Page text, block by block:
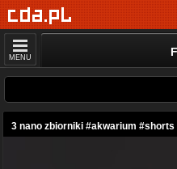
MENU
3 nano zbiorniki #akwarium #shorts